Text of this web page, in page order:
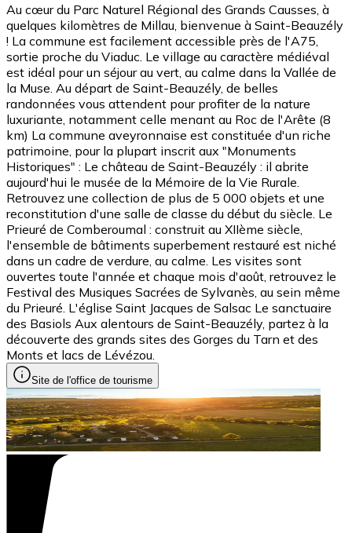
Au cœur du Parc Naturel Régional des Grands Causses, à
quelques kilomètres de Millau, bienvenue à Saint-Beauzély
! La commune est facilement accessible près de l'A75,
sortie proche du Viaduc. Le village au caractère médiéval
est idéal pour un séjour au vert, au calme dans la Vallée de
la Muse. Au départ de Saint-Beauzély, de belles
randonnées vous attendent pour profiter de la nature
luxuriante, notamment celle menant au Roc de l'Arête (8
km) La commune aveyronnaise est constituée d'un riche
patrimoine, pour la plupart inscrit aux "Monuments
Historiques" : Le château de Saint-Beauzély : il abrite
aujourd'hui le musée de la Mémoire de la Vie Rurale.
Retrouvez une collection de plus de 5 000 objets et une
reconstitution d'une salle de classe du début du siècle. Le
Prieuré de Comberoumal : construit au XIIème siècle,
l'ensemble de bâtiments superbement restauré est niché
dans un cadre de verdure, au calme. Les visites sont
ouvertes toute l'année et chaque mois d'août, retrouvez le
Festival des Musiques Sacrées de Sylvanès, au sein même
du Prieuré. L'église Saint Jacques de Salsac Le sanctuaire
des Basiols Aux alentours de Saint-Beauzély, partez à la
découverte des grands sites des Gorges du Tarn et des
Monts et lacs de Lévézou.
Site de l'office de tourisme